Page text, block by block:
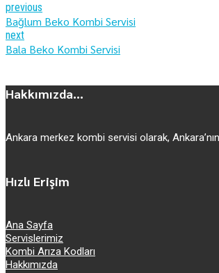
previous
Bağlum Beko Kombi Servisi
next
Bala Beko Kombi Servisi
Hakkımızda...
Ankara merkez kombi servisi olarak,
Hızlı Erişim
Ana Sayfa
Servislerimiz
Kombi Arıza Kodları
Hakkımızda